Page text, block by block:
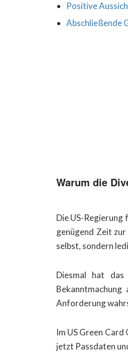
Positive
Abschließende
Warum die
Die US-
genügend Zeit
selbst, sondern
Diesmal hat das
Anforderung
Im US Green
jetzt Passdaten